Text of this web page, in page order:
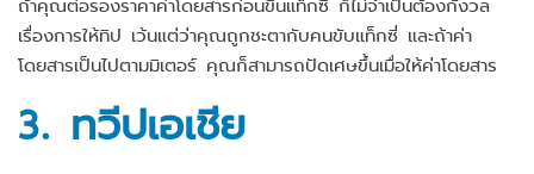
ถ้าคุณต่อรองราคาค่าโดยสารก่อนขึ้นแท็กซี่ ก็ไม่จำเป็นต้องกังวล
เรื่องการให้ทิป เว้นแต่ว่าคุณถูกชะตากับคนขับแท็กซี่ และถ้าค่า
โดยสารเป็นไปตามมิเตอร์ คุณก็สามารถปัดเศษขึ้นเมื่อให้ค่าโดยสาร
3. ทวีปเอเชีย